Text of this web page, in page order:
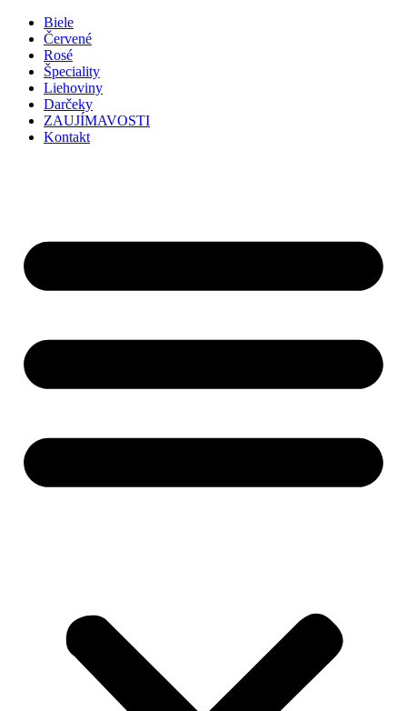
Preskočiť
obsah
Biele
Červené
Rosé
Špeciality
Liehoviny
Darčeky
ZAUJÍMAVOSTI
Kontakt